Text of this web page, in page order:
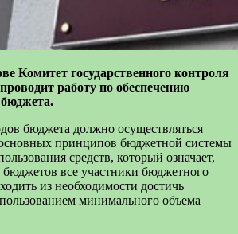
Комитет государственного контроля
работу по обеспечению
бюджета должно осуществляться
принципов бюджетной системы
средств, который означает,
все участники бюджетного
из необходимости достичь
минимального объема